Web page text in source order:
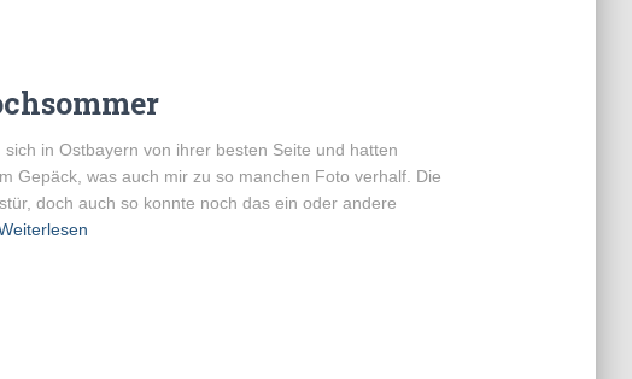
in Ostbayern von ihrer besten Seite und hatten
Gepäck, was auch mir zu so manchen Foto verhalf. Die
doch auch so konnte noch das ein oder andere